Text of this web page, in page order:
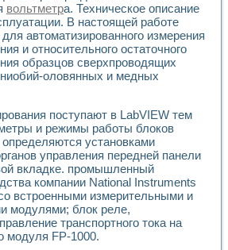
вольтметра. Техническое описание
В настоящей работе
автоматизированного измерения
и относительного остаточного
образцов сверхпроводящих
оловянных и медных
поступают в LabVIEW тем
и режимы работы блоков
установками
управления передней панели
вкладке. промышленный
компании National Instruments
встроенными измерительными и
модулями; блок реле,
транспортного тока на
модуля FP-1000.